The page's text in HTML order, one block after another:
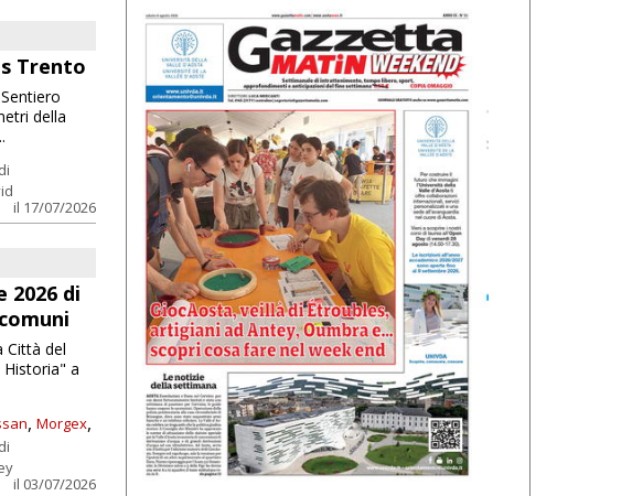
Trento
di
il 17/07/2026
della
2026 di
, Morgex,
di
il 03/07/2026
Città del
a